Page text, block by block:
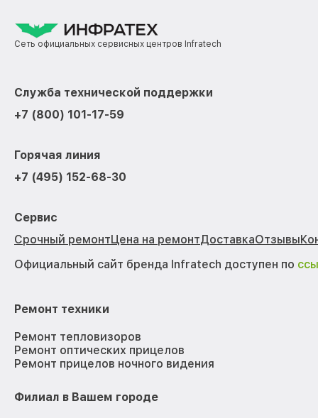
Сеть официальных сервисных центров Infratech
Служба технической поддержки
+7 (800) 101-17-59
Горячая линия
+7 (495) 152-68-30
Сервис
Срочный ремонтЦена на ремонтДоставкаОтзывы
Официальный сайт бренда Infratech доступен по
Ремонт техники
Ремонт тепловизоров
Ремонт оптических прицелов
Ремонт прицелов ночного видения
Филиал в Вашем городе